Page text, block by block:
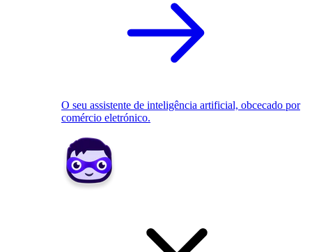
O seu assistente de inteligência artificial, obcecado por
comércio eletrónico.